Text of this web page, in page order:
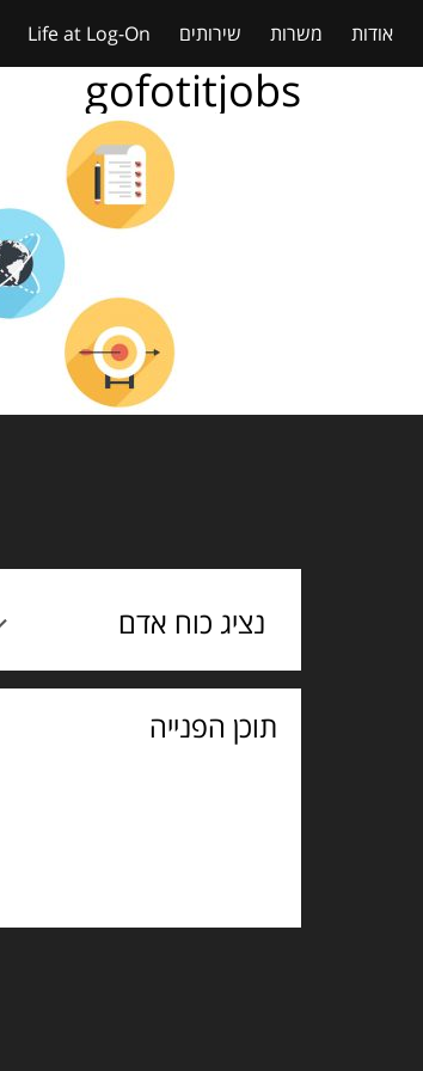
אודות משרות שירותים Life at Log-On
gofotitjobs
נציג כוח אדם
תוכן